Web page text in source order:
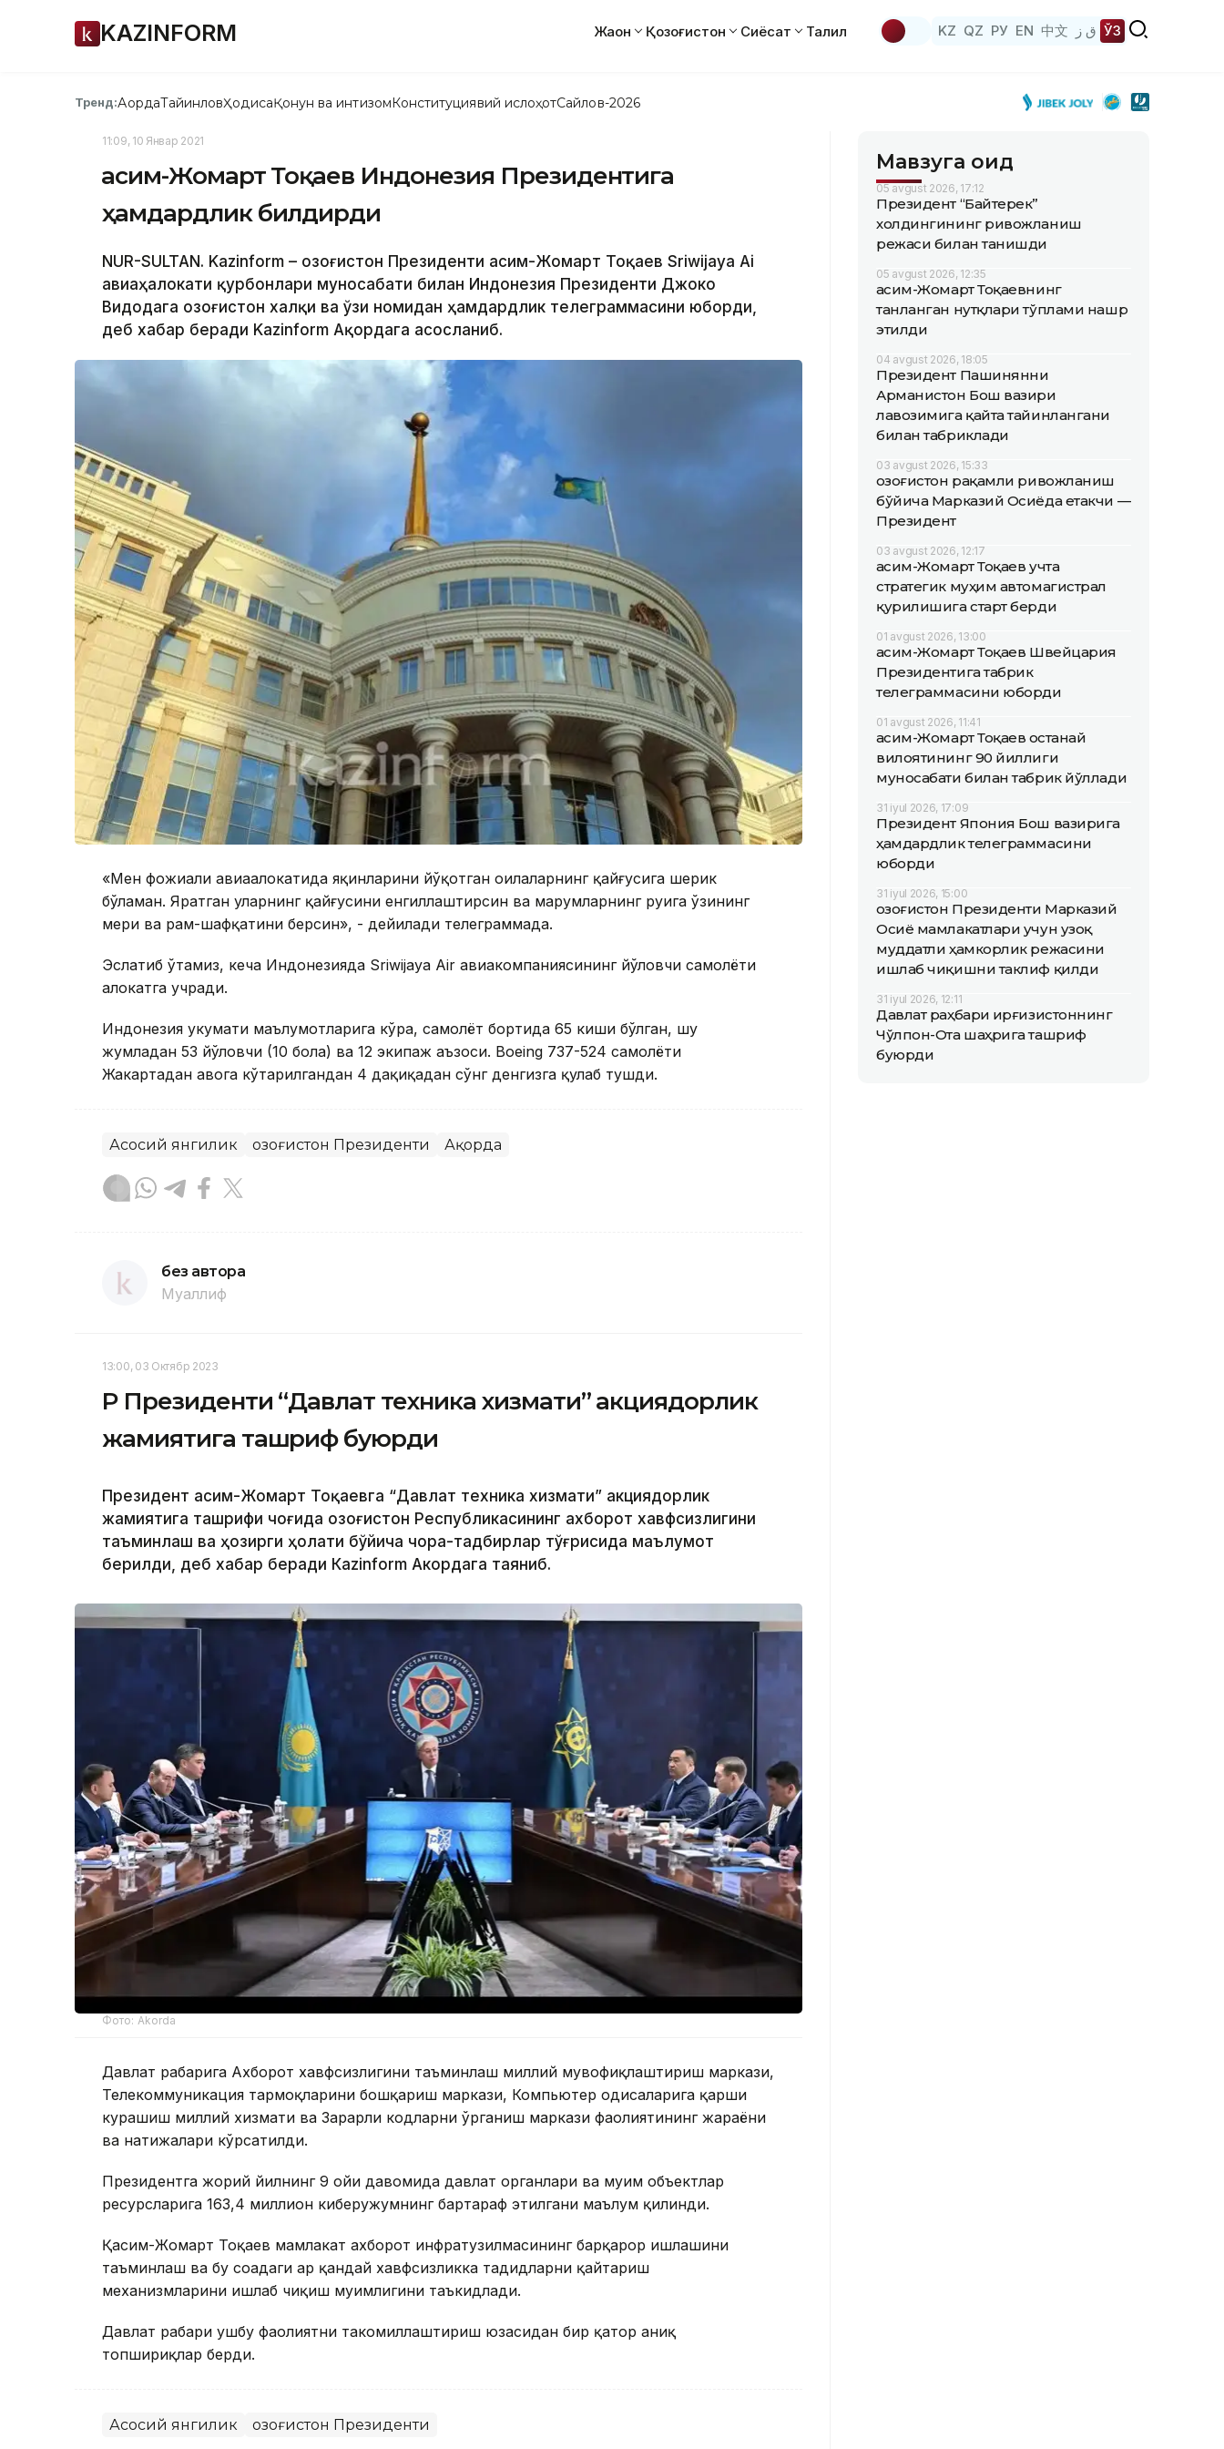
KAZINFORM Жаҳон Қозоғистон Сиёсат Таҳлил KZ QZ РУ EN 中文 ق ز ЎЗ
Тренд:АқордаТайинловҲодисаҚонун ва интизомКонституциявий ислоҳотСайлов-2026
11:09, 10 Январ 2021
Қасим-Жомарт Тоқаев Индонезия Президентига
ҳамдардлик билдирди
NUR-SULTAN. Kazinform – Қозоғистон Президенти Қасим-Жомарт Тоқаев Sriwijaya Ai
авиаҳалокати қурбонлари муносабати билан Индонезия Президенти Джоко
Видодага Қозоғистон халқи ва ўзи номидан ҳамдардлик телеграммасини юборди,
деб хабар беради Kazinform Ақордага асосланиб.
«Мен фожиали авиаҳалокатида яқинларини йўқотган оилаларнинг қайғусига шерик
бўламан. Яратган уларнинг қайғусини енгиллаштирсин ва марҳумларнинг руҳига ўзининг
меҳри ва раҳм-шафқатини берсин», - дейилади телеграммада.
Эслатиб ўтамиз, кеча Индонезияда Sriwijaya Air авиакомпаниясининг йўловчи самолёти
ҳалокатга учради.
Индонезия ҳукумати маълумотларига кўра, самолёт бортида 65 киши бўлган, шу
жумладан 53 йўловчи (10 бола) ва 12 экипаж аъзоси. Boeing 737-524 самолёти
Жакартадан ҳавога кўтарилгандан 4 дақиқадан сўнг денгизга қулаб тушди.
Асосий янгилик Қозоғистон Президенти Ақорда
без автора
Муаллиф
13:00, 03 Октябр 2023
ҚР Президенти “Давлат техника хизмати” акциядорлик
жамиятига ташриф буюрди
Президент Қасим-Жомарт Тоқаевга “Давлат техника хизмати” акциядорлик
жамиятига ташрифи чоғида Қозоғистон Республикасининг ахборот хавфсизлигини
таъминлаш ва ҳозирги ҳолати бўйича чора-тадбирлар тўғрисида маълумот
берилди, деб хабар беради Каzinform Акордага таяниб.
Фото: Akorda
Давлат раҳбарига Ахборот хавфсизлигини таъминлаш миллий мувофиқлаштириш маркази,
Телекоммуникация тармоқларини бошқариш маркази, Компьютер ҳодисаларига қарши
курашиш миллий хизмати ва Зарарли кодларни ўрганиш маркази фаолиятининг жараёни
ва натижалари кўрсатилди.
Президентга жорий йилнинг 9 ойи давомида давлат органлари ва муҳим объектлар
ресурсларига 163,4 миллион киберҳужумнинг бартараф этилгани маълум қилинди.
Қасим-Жомарт Тоқаев мамлакат ахборот инфратузилмасининг барқарор ишлашини
таъминлаш ва бу соҳадаги ҳар қандай хавфсизликка таҳдидларни қайтариш
механизмларини ишлаб чиқиш муҳимлигини таъкидлади.
Давлат раҳбари ушбу фаолиятни такомиллаштириш юзасидан бир қатор аниқ
топшириқлар берди.
Асосий янгилик Қозоғистон Президенти
Мавзуга оид
05 avgust 2026, 17:12
Президент “Байтерек”
холдингининг ривожланиш
режаси билан танишди
05 avgust 2026, 12:35
Қасим-Жомарт Тоқаевнинг
танланган нутқлари тўплами нашр
этилди
04 avgust 2026, 18:05
Президент Пашинянни
Арманистон Бош вазири
лавозимига қайта тайинлангани
билан табриклади
03 avgust 2026, 15:33
Қозоғистон рақамли ривожланиш
бўйича Марказий Осиёда етакчи —
Президент
03 avgust 2026, 12:17
Қасим-Жомарт Тоқаев учта
стратегик муҳим автомагистрал
қурилишига старт берди
01 avgust 2026, 13:00
Қасим-Жомарт Тоқаев Швейцария
Президентига табрик
телеграммасини юборди
01 avgust 2026, 11:41
Қасим-Жомарт Тоқаев Қостанай
вилоятининг 90 йиллиги
муносабати билан табрик йўллади
31 iyul 2026, 17:09
Президент Япония Бош вазирига
ҳамдардлик телеграммасини
юборди
31 iyul 2026, 15:00
Қозоғистон Президенти Марказий
Осиё мамлакатлари учун узоқ
муддатли ҳамкорлик режасини
ишлаб чиқишни таклиф қилди
31 iyul 2026, 12:11
Давлат раҳбари Қирғизистоннинг
Чўлпон-Ота шаҳрига ташриф
буюрди